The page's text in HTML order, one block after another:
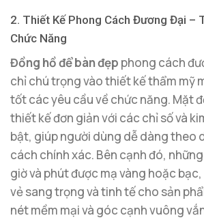
2. Thiết Kế Phong Cách Đương Đại –
Chức Năng
Đồng hồ để bàn đẹp phong cách
chỉ chú trọng vào thiết kế thẩm mỹ
tốt các yêu cầu về chức năng. Mặt
thiết kế đơn giản với các chỉ số và
bật, giúp người dùng dễ dàng theo
cách chính xác. Bên cạnh đó,
giờ và phút được mạ vàng hoặc
vẻ sang trọng và tinh tế cho sản
nét mềm mại và góc cạnh vuông